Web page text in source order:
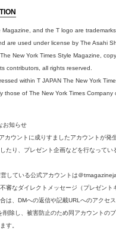
Magazine, and the T logo are
are used under license by The Asahi
New York Times Style Magazine,
contributors, all rights reserved.
within T JAPAN The New York
those of The New York Times Company
お知らせ
ウントに成りすましたアカウントが発
たり、プレゼント企画などを行なってい
している公式アカウントは＠
審なダイレクトメッセージ（プレゼント
は、DMへの返信や記載URLへのアクセ
削除し、被害防止のため同アカウントの
す。